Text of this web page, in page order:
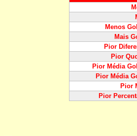
Menos
Mais
Pior
Pior
Pior Média
Pior Média
Pior
Pior